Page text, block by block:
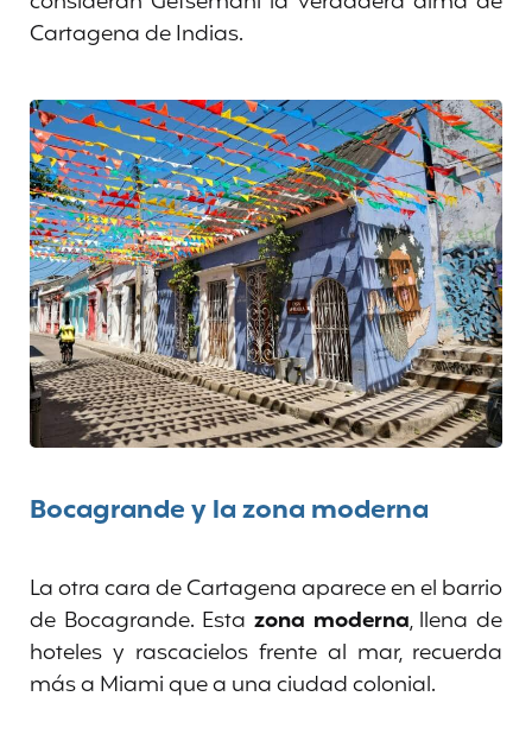
Cartagena de Indias.
Bocagrande y la zona moderna
La otra cara de Cartagena aparece en el barrio
de Bocagrande. Esta zona moderna, llena de
hoteles y rascacielos frente al mar, recuerda
más a Miami que a una ciudad colonial.